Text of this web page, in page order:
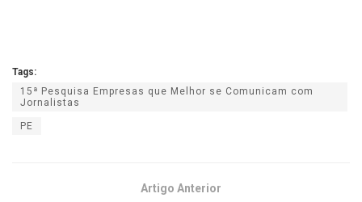
Tags:
15ª Pesquisa Empresas que Melhor se Comunicam com
Jornalistas
PE
Artigo Anterior